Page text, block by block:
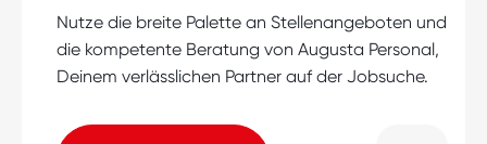
Nutze die breite Palette an Stellenangeboten und
die kompetente Beratung von Augusta Personal,
Deinem verlässlichen Partner auf der Jobsuche.